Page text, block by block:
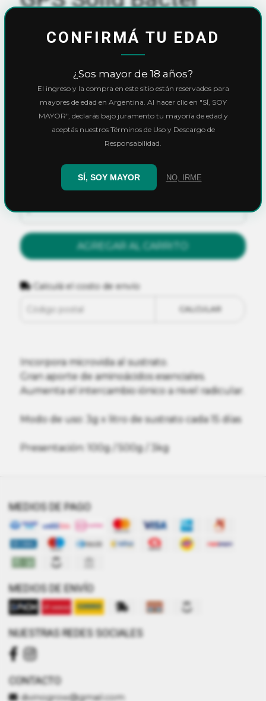
Nutrients Bio Algas
$17.300,00
10% OFFconTransferenciaoEfectivo
Precio final:$15.570,00
AGREGAR AL CARRITO
Calculá el costo de envío
CALCULAR
Incorpora microvida al sustrato.
Gran aporte de aminoácidos esenciales.
Aumenta el intercambio iónico a nivel radicular.
Modo de uso: 3g x litro de sustrato cada 15 días
Presentación: 100g / 500g / 3kg
MEDIOS DE PAGO
MEDIOS DE ENVÍO
NUESTRAS REDES SOCIALES
CONTACTO
divinogrow@gmail.com
CONFIRMÁ TU EDAD
¿Sos mayor de 18 años?
El ingreso y la compra en este sitio están reservados para
mayores de edad en Argentina. Al hacer clic en "SÍ, SOY
MAYOR", declarás bajo juramento tu mayoría de edad y
aceptás nuestros Términos de Uso y Descargo de
Responsabilidad.
SÍ, SOY MAYOR NO, IRME